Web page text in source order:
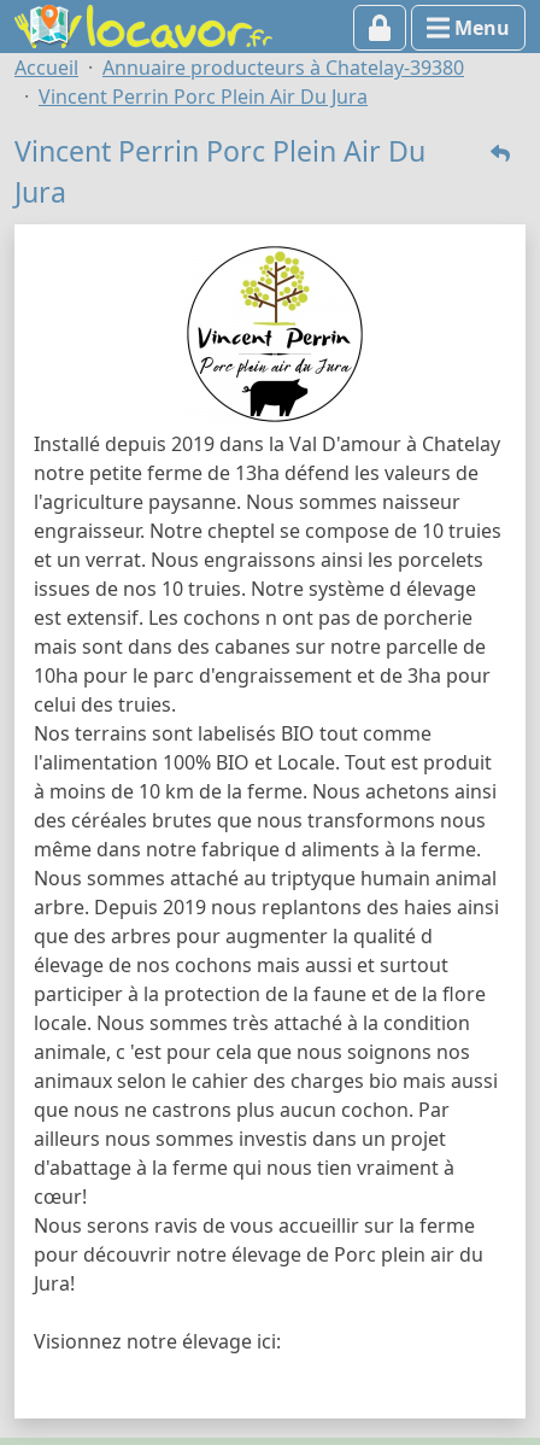
Menu
Accueil
Annuaire producteurs à Chatelay-39380
Vincent Perrin Porc Plein Air Du Jura
Vincent Perrin Porc Plein Air Du
Jura
Installé depuis 2019 dans la Val D'amour à Chatelay
notre petite ferme de 13ha défend les valeurs de
l'agriculture paysanne. Nous sommes naisseur
engraisseur. Notre cheptel se compose de 10 truies
et un verrat. Nous engraissons ainsi les porcelets
issues de nos 10 truies. Notre système d élevage
est extensif. Les cochons n ont pas de porcherie
mais sont dans des cabanes sur notre parcelle de
10ha pour le parc d'engraissement et de 3ha pour
celui des truies.
Nos terrains sont labelisés BIO tout comme
l'alimentation 100% BIO et Locale. Tout est produit
à moins de 10 km de la ferme. Nous achetons ainsi
des céréales brutes que nous transformons nous
même dans notre fabrique d aliments à la ferme.
Nous sommes attaché au triptyque humain animal
arbre. Depuis 2019 nous replantons des haies ainsi
que des arbres pour augmenter la qualité d
élevage de nos cochons mais aussi et surtout
participer à la protection de la faune et de la flore
locale. Nous sommes très attaché à la condition
animale, c 'est pour cela que nous soignons nos
animaux selon le cahier des charges bio mais aussi
que nous ne castrons plus aucun cochon. Par
ailleurs nous sommes investis dans un projet
d'abattage à la ferme qui nous tien vraiment à
cœur!
Nous serons ravis de vous accueillir sur la ferme
pour découvrir notre élevage de Porc plein air du
Jura!
Visionnez notre élevage ici: